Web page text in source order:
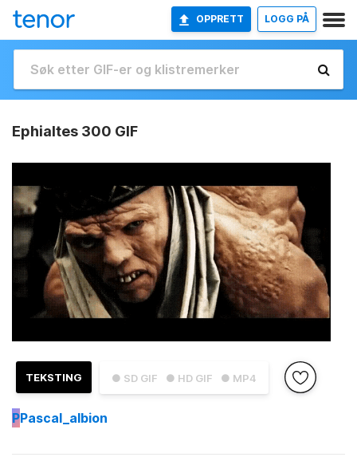
OPPRETT LOGG PÅ
Ephialtes 300 GIF
● SD GIF ● HD GIF ● MP4
TEKSTING
PPascal_albion